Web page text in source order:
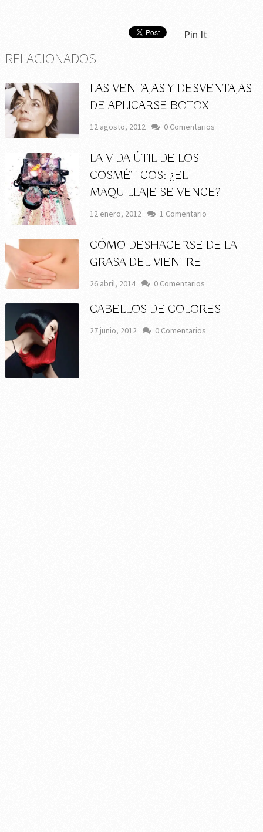
Pin It
RELACIONADOS
LAS VENTAJAS Y DESVENTAJAS
DE APLICARSE BOTOX
12 agosto, 2012 0 Comentarios
LA VIDA ÚTIL DE LOS
COSMÉTICOS: ¿EL
MAQUILLAJE SE VENCE?
12 enero, 2012 1 Comentario
CÓMO DESHACERSE DE LA
GRASA DEL VIENTRE
26 abril, 2014 0 Comentarios
CABELLOS DE COLORES
27 junio, 2012 0 Comentarios